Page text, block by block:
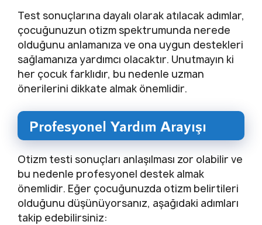
Test sonuçlarına dayalı olarak atılacak adımlar,
çocuğunuzun otizm spektrumunda nerede
olduğunu anlamanıza ve ona uygun destekleri
sağlamanıza yardımcı olacaktır. Unutmayın ki
her çocuk farklıdır, bu nedenle uzman
önerilerini dikkate almak önemlidir.
Profesyonel Yardım Arayışı
Otizm testi sonuçları anlaşılması zor olabilir ve
bu nedenle profesyonel destek almak
önemlidir. Eğer çocuğunuzda otizm belirtileri
olduğunu düşünüyorsanız, aşağıdaki adımları
takip edebilirsiniz: